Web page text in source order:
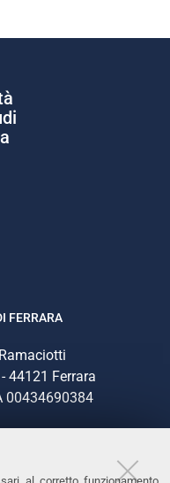
al corretto funzionamento
FERRARA
44121 Ferrara
00434690384